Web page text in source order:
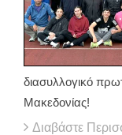
διασυλλογικό
Μακεδονίας!
Διαβάστε